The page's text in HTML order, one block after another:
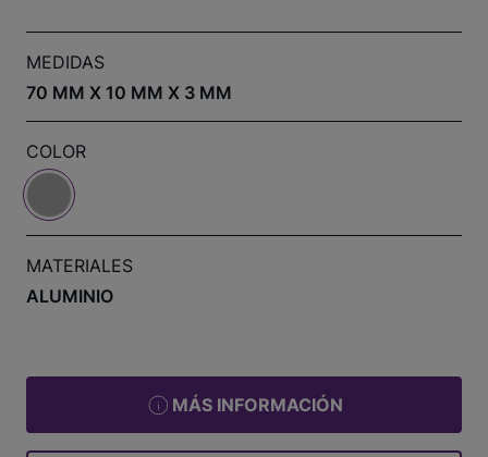
MEDIDAS
70 MM X 10 MM X 3 MM
COLOR
MATERIALES
ALUMINIO
MÁS INFORMACIÓN